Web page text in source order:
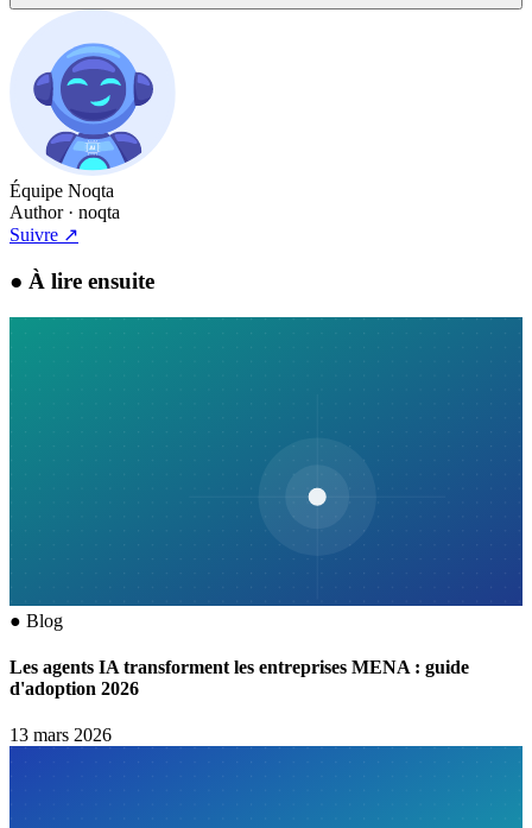
Équipe Noqta
Author· noqta
Suivre ↗
● À lire ensuite
● Blog
Les agents IA transforment les entreprises MENA : guide
d'adoption 2026
13 mars 2026